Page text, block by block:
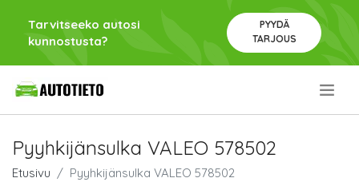
Tarvitseeko autosi
kunnostusta?
PYYDÄ
TARJOUS
Pyyhkijänsulka VALEO 578502
Etusivu Pyyhkijänsulka VALEO 578502